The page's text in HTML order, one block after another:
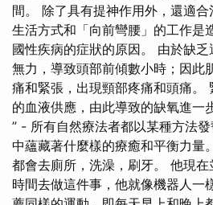
間。 除了具有提神作用外，還適
生活方式和「向前彎腰」的工作是
國性疾病的症狀的原因。 由於缺
無力，導致頭部前傾數小時；因此
痛和緊張，出現頸部疼痛和頭痛。
的血液供應，由此導致的缺氧進一
” - 所有自然療法者都以某種方法
中蘊藏著什麼樣的療癒和平衡力量
都會去廁所，洗澡，刷牙。 他現
時間去做這件事，他就像機器人一